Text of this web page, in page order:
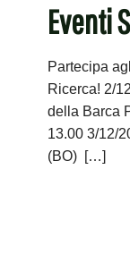
Eventi
Partecipa
Ricerca! 2/
della Barca
13.00 3/12/
(BO) […]